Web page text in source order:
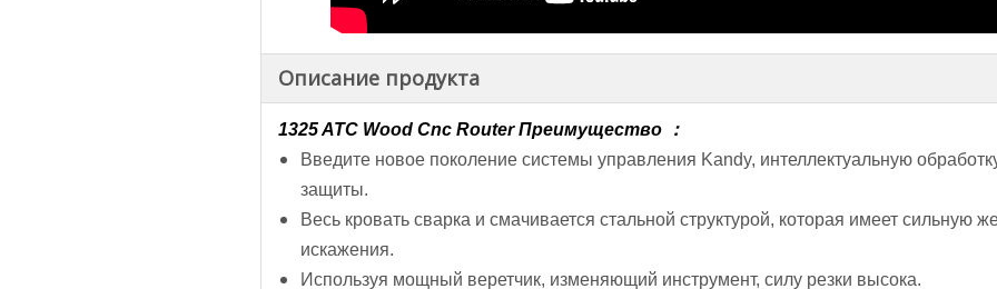
Описание продукта
1325 ATC Wood Cnc Router Преимущество ：
Введите новое поколение системы управления Kandy, интеллектуальную
защиты.
Весь кровать сварка и смачивается стальной структурой, которая имеет сильную
искажения.
Используя мощный веретчик, изменяющий инструмент, силу резки высока.